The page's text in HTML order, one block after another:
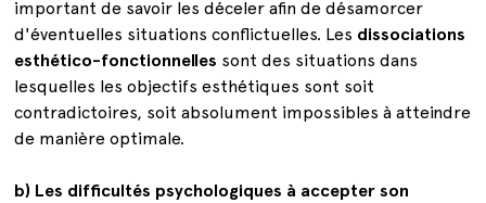
important de savoir les déceler afin de désamorcer
d'éventuelles situations conflictuelles. Les dissociations
esthético-fonctionnelles sont des situations dans
lesquelles les objectifs esthétiques sont soit
contradictoires, soit absolument impossibles à atteindre
de manière optimale.
b) Les difficultés psychologiques à accepter son